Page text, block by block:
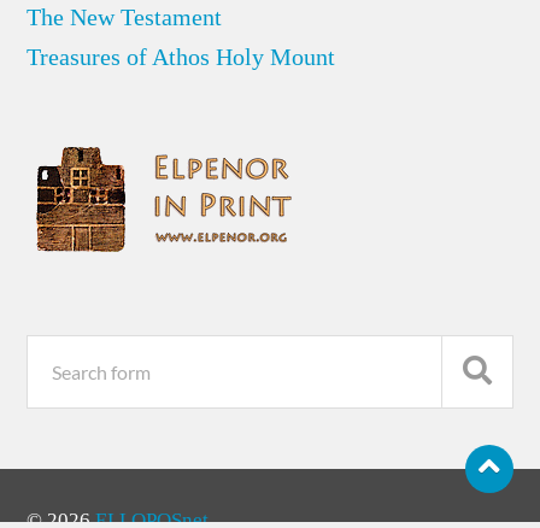
The New Testament
Treasures of Athos Holy Mount
© 2026ELLOPOSnet